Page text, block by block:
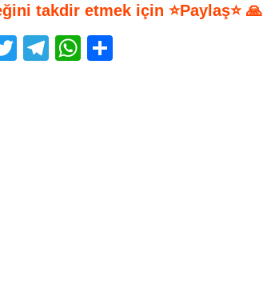
takdir etmek için ⭐Paylaş⭐ 🙏
T
T
W